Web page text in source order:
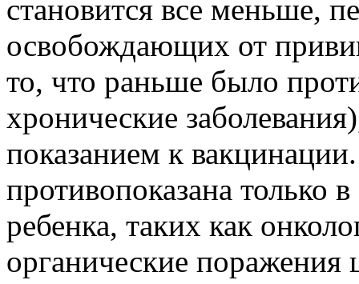
становится все меньше,
освобождающих от
то, что раньше было
хронические
показанием к
противопоказана только
ребенка, таких как
органические поражения